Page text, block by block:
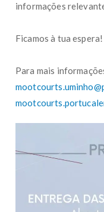
informações
Ficamos à tua espera!
Para mais